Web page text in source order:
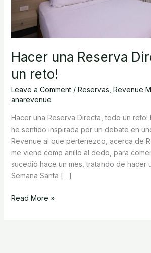
Hacer una Reserva
un reto!
Leave a Comment / Reservas Revenue
anarevenue
Hacer una Reserva Directa, todo un reto!
he sentido inspirada por un debate en
Revenue al que pertenezco, acerca de
me viene como anillo al dedo, para
sucedió hace un mes, tratando de hacer
Semana Santa […]
Read More »